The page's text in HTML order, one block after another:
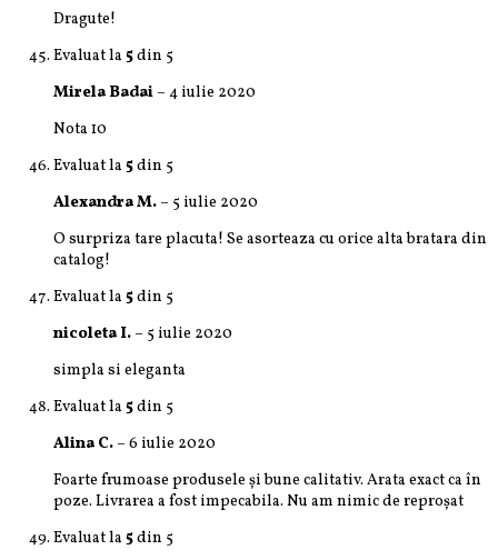
Dragute!
Evaluat la 5din 5
Mirela Badai – 4 iulie 2020
Nota 10
Evaluat la 5din 5
Alexandra M. – 5 iulie 2020
O surpriza tare placuta! Se asorteaza cu orice alta bratara din
catalog!
Evaluat la 5din 5
nicoleta I. – 5 iulie 2020
simpla si eleganta
Evaluat la 5din 5
Alina C. – 6 iulie 2020
Foarte frumoase produsele și bune calitativ. Arata exact ca în
poze. Livrarea a fost impecabila. Nu am nimic de reproșat
Evaluat la 5din 5